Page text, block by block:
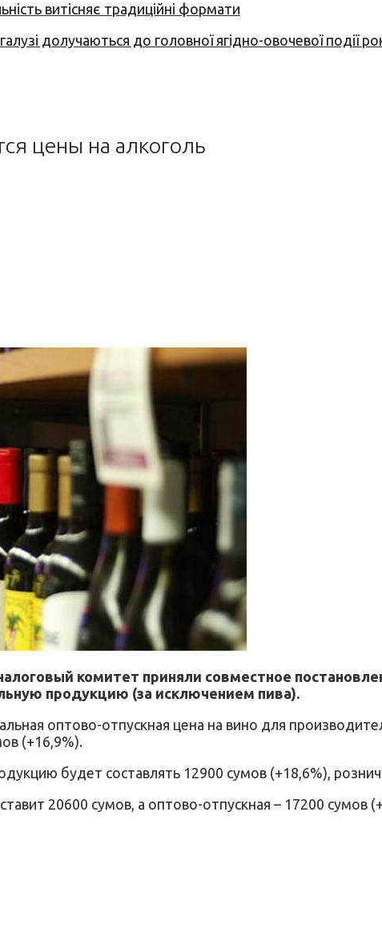
витісняє традиційні формати
долучаються до головної ягідно-овочевої події
цены на алкоголь
комитет приняли совместное
продукцию (за исключением пива).
оптово-отпускная цена на вино для
(+16,9%).
будет составлять 12900 сумов (+18,6%),
20600 сумов, а оптово-отпускная – 17200 сумов